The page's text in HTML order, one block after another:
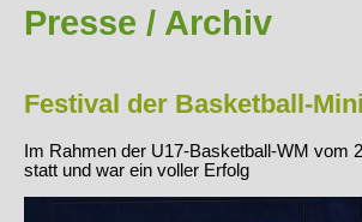
Presse / Archiv
Festival der Basketball-
Im Rahmen der U17-Basketball-WM vom
statt und war ein voller Erfolg